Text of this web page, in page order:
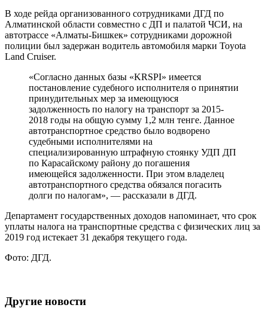
В ходе рейда организованного сотрудниками ДГД по
Алматинской области совместно с ДП и палатой ЧСИ, на
автотрассе «Алматы-Бишкек» сотрудниками дорожной
полиции был задержан водитель автомобиля марки Toyota
Land Cruiser.
«Согласно данных базы «KRSPI» имеется
постановление судебного исполнителя о принятии
принудительных мер за имеющуюся
задолженность по налогу на транспорт за 2015-
2018 годы на общую сумму 1,2 млн тенге. Данное
автотранспортное средство было водворено
судебными исполнителями на
специализированную штрафную стоянку УДП ДП
по Карасайскому району до погашения
имеющейся задолженности. При этом владелец
автотранспортного средства обязался погасить
долги по налогам», — рассказали в ДГД.
Департамент государственных доходов напоминает, что срок
уплаты налога на транспортные средства с физических лиц за
2019 год истекает 31 декабря текущего года.
Фото: ДГД.
Другие новости